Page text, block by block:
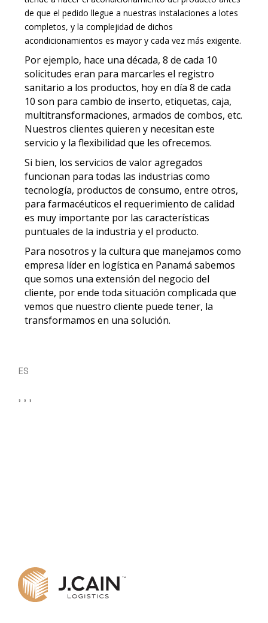
de que el pedido llegue a nuestras instalaciones a lotes
completos, y la complejidad de dichos
acondicionamientos es mayor y cada vez más exigente.
Por ejemplo, hace una década, 8 de cada 10
solicitudes eran para marcarles el registro
sanitario a los productos, hoy en día 8 de cada
10 son para cambio de inserto, etiquetas, caja,
multitransformaciones, armados de combos, etc.
Nuestros clientes quieren y necesitan este
servicio y la flexibilidad que les ofrecemos.
Si bien, los servicios de valor agregados
funcionan para todas las industrias como
tecnología, productos de consumo, entre otros,
para farmacéuticos el requerimiento de calidad
es muy importante por las características
puntuales de la industria y el producto.
Para nosotros y la cultura que manejamos como
empresa líder en logística en Panamá sabemos
que somos una extensión del negocio del
cliente, por ende toda situación complicada que
vemos que nuestro cliente puede tener, la
transformamos en una solución.
ES